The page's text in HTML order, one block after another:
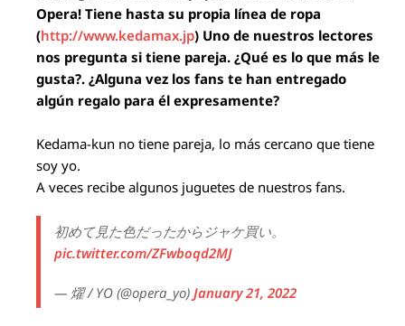
Opera! Tiene hasta su propia línea de ropa
(http://www.kedamax.jp) Uno de nuestros lectores
nos pregunta si tiene pareja. ¿Qué es lo que más le
gusta?. ¿Alguna vez los fans te han entregado
algún regalo para él expresamente?
Kedama-kun no tiene pareja, lo más cercano que tiene
soy yo.
A veces recibe algunos juguetes de nuestros fans.
初めて見た色だったからジャケ買い。
pic.twitter.com/ZFwboqd2MJ
— 燿 / YO (@opera_yo) January 21, 2022